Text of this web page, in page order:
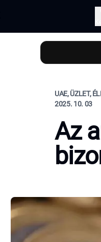
UAE, ÜZLET,
2025. 10. 03
Az